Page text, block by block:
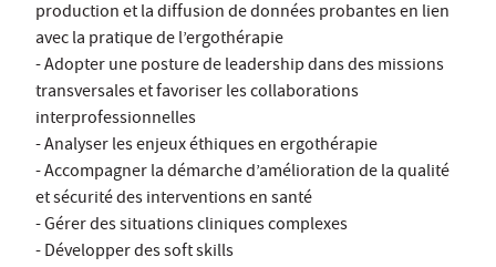
production et la diffusion de données probantes en lien
avec la pratique de l’ergothérapie
- Adopter une posture de leadership dans des missions
transversales et favoriser les collaborations
interprofessionnelles
- Analyser les enjeux éthiques en ergothérapie
- Accompagner la démarche d’amélioration de la qualité
et sécurité des interventions en santé
- Gérer des situations cliniques complexes
- Développer des soft skills